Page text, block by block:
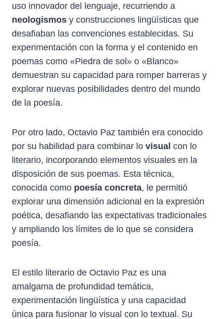
uso innovador del lenguaje, recurriendo a
neologismos y construcciones lingüísticas que
desafiaban las convenciones establecidas. Su
experimentación con la forma y el contenido en
poemas como «Piedra de sol» o «Blanco»
demuestran su capacidad para romper barreras y
explorar nuevas posibilidades dentro del mundo
de la poesía.
Por otro lado, Octavio Paz también era conocido
por su habilidad para combinar lo visual con lo
literario, incorporando elementos visuales en la
disposición de sus poemas. Esta técnica,
conocida como poesía concreta, le permitió
explorar una dimensión adicional en la expresión
poética, desafiando las expectativas tradicionales
y ampliando los límites de lo que se considera
poesía.
El estilo literario de Octavio Paz es una
amalgama de profundidad temática,
experimentación lingüística y una capacidad
única para fusionar lo visual con lo textual. Su